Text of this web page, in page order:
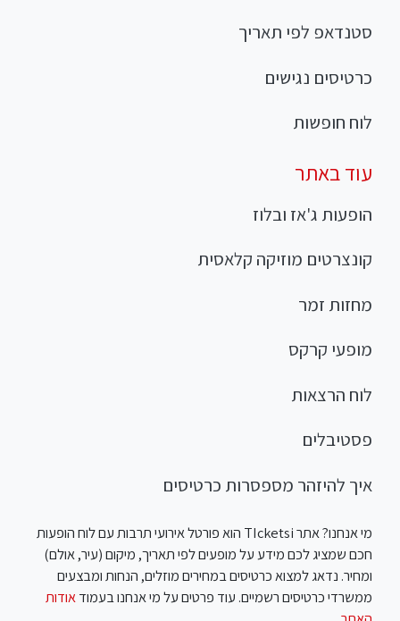
סטנדאפ לפי תאריך
כרטיסים נגישים
לוח חופשות
עוד באתר
הופעות ג'אז ובלוז
קונצרטים מוזיקה קלאסית
מחזות זמר
מופעי קרקס
לוח הרצאות
פסטיבלים
איך להיזהר מספסרות כרטיסים
מי אנחנו? אתר TIcketsi הוא פורטל אירועי תרבות עם לוח הופעות
חכם שמציג לכם מידע על מופעים לפי תאריך, מיקום (עיר, אולם)
ומחיר. נדאג למצוא כרטיסים במחירים מוזלים, הנחות ומבצעים
ממשרדי כרטיסים רשמיים. עוד פרטים על מי אנחנו בעמודאודות